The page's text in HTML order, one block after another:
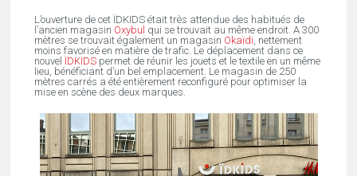
L’ouverture de cet ÏDKIDS était très attendue des habitués de
l’ancien magasin Oxybul qui se trouvait au même endroit. A 300
mètres se trouvait également un magasin Okaïdi, nettement
moins favorisé en matière de trafic. Le déplacement dans ce
nouvel ÏDKIDS permet de réunir les jouets et le textile en un même
lieu, bénéficiant d’un bel emplacement. Le magasin de 250
mètres carrés a été entièrement reconfiguré pour optimiser la
mise en scène des deux marques.